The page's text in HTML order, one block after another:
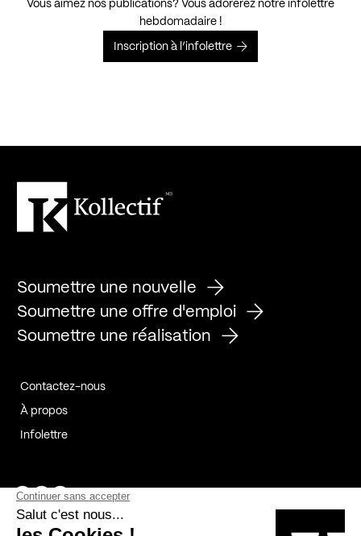
Vous aimez nos publications? Vous adorerez notre infolettre
hebdomadaire !
Inscription à l’infolettre
Soumettre une nouvelle
Soumettre une offre d'emploi
Soumettre une réalisation
Contactez-nous
À propos
Infolettre
Page Facebook de Kollectif
Page Instagram de Kollectif
Page Linkedin de Kollectif